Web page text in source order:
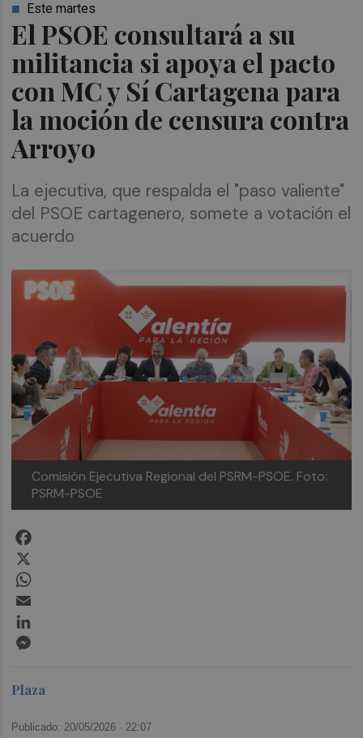
El PSOE consultará a su
militancia si apoya el pacto
con MC y Sí Cartagena para
la moción de censura contra
Arroyo
Este martes
La ejecutiva, que respalda el "paso valiente"
del PSOE cartagenero, somete a votación el
acuerdo
Comisión Ejecutiva Regional del PSRM-PSOE. Foto:
PSRM-PSOE
Plaza
Publicado: 20/05/2026 · 22:07